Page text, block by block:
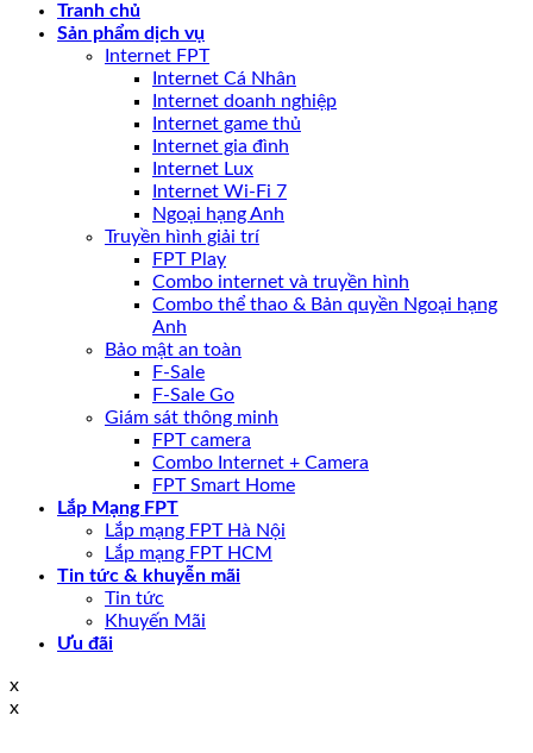
Tranh chủ
Sản phẩm dịch vụ
Internet FPT
Internet Cá Nhân
Internet doanh nghiệp
Internet game thủ
Internet gia đình
Internet Lux
Internet Wi-Fi 7
Ngoại hạng Anh
Truyền hình giải trí
FPT Play
Combo internet và truyền hình
Combo thể thao & Bản quyền Ngoại hạng
Anh
Bảo mật an toàn
F-Sale
F-Sale Go
Giám sát thông minh
FPT camera
Combo Internet + Camera
FPT Smart Home
Lắp Mạng FPT
Lắp mạng FPT Hà Nội
Lắp mạng FPT HCM
Tin tức & khuyễn mãi
Tin tức
Khuyến Mãi
Ưu đãi
x
x